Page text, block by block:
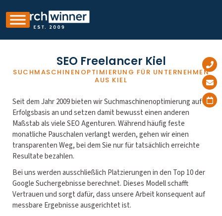
SEO Freelancer Kiel
SUCHMASCHINENOPTIMIERUNG FÜR UNTERNEHMEN
AUS KIEL
Seit dem Jahr 2009 bieten wir Suchmaschinenoptimierung auf
Erfolgsbasis an und setzen damit bewusst einen anderen
Maßstab als viele SEO Agenturen. Während häufig feste
monatliche Pauschalen verlangt werden, gehen wir einen
transparenten Weg, bei dem Sie nur für tatsächlich erreichte
Resultate bezahlen.
Bei uns werden ausschließlich Platzierungen in den Top 10 der
Google Suchergebnisse berechnet. Dieses Modell schafft
Vertrauen und sorgt dafür, dass unsere Arbeit konsequent auf
messbare Ergebnisse ausgerichtet ist.